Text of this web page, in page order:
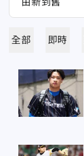
全部 即時